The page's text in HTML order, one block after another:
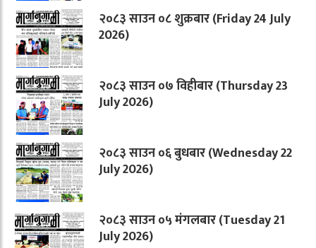
२०८३ साउन ०८ शुक्रबार (Friday 24 July
2026)
२०८३ साउन ०७ विहीबार (Thursday 23
July 2026)
२०८३ साउन ०६ बुधबार (Wednesday 22
July 2026)
२०८३ साउन ०५ मंगलबार (Tuesday 21
July 2026)